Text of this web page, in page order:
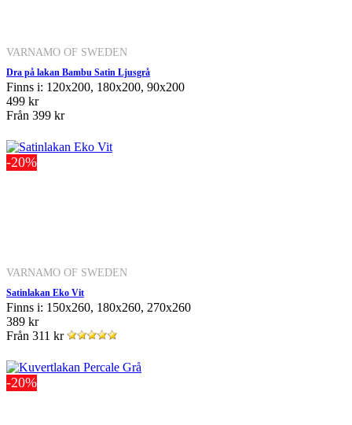
VARNAMO OF SWEDEN
Dra på lakan Bambu Satin Ljusgrå
Finns i: 120x200, 180x200, 90x200
499 kr
Från 399 kr
-20%
VARNAMO OF SWEDEN
Satinlakan Eko Vit
Finns i: 150x260, 180x260, 270x260
389 kr
Från 311 kr
-20%